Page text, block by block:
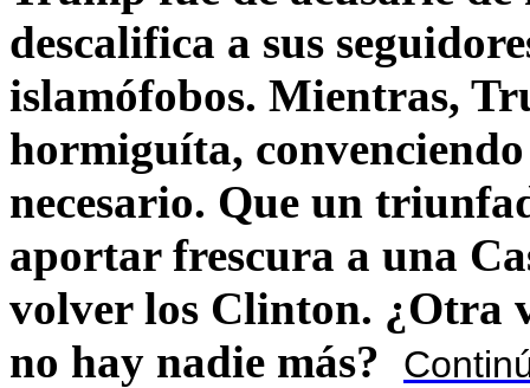
descalifica a sus
islamófobos. Mientras,
hormiguíta,
necesario. Que un
aportar frescura a una
volver los Clinton. ¿Otra
no hay nadie más?